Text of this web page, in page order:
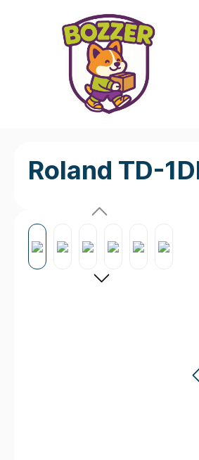
Zur Hauptnavigation
Roland TD-
Bildergalerie überspringen